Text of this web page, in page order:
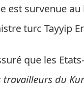
est survenue
turc Tayyip
que les
travailleurs du